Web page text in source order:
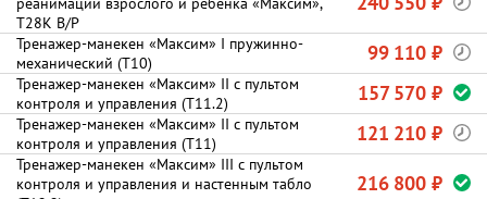
Т28К В/Р
Тренажер-манекен «Максим» I пружинно-
механический (Т10)
99 110 ₽
Тренажер-манекен «Максим» II с пультом
контроля и управления (Т11.2)
157 570 ₽
Тренажер-манекен «Максим» II с пультом
контроля и управления (Т11)
121 210 ₽
Тренажер-манекен «Максим» III с пультом
контроля и управления и настенным табло
216 800 ₽